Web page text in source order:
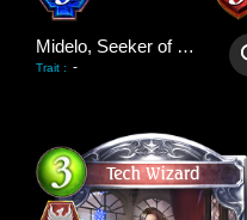
Midelo, Seeker of Truths
Trait : -